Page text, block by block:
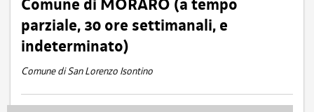
Comune di MORARO (a tempo
parziale, 30 ore settimanali, e
indeterminato)
Comune di San Lorenzo Isontino